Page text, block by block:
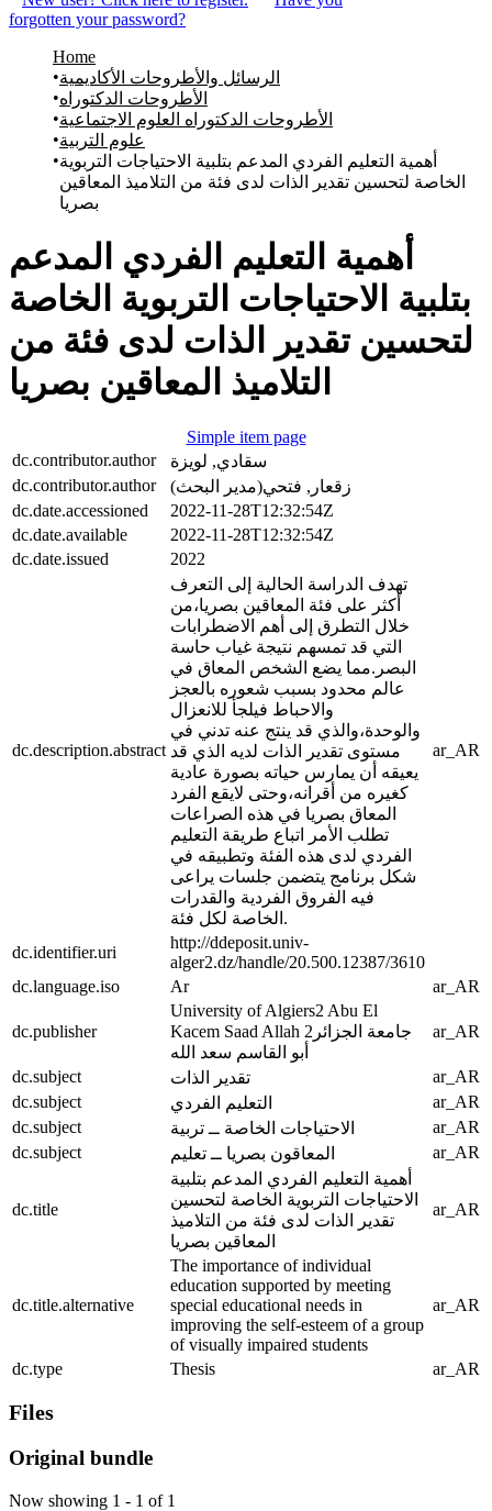
forgotten your password?
Home
الرسائل والأطروحات الأكاديمية
الأطروحات الدكتوراه
الأطروحات الدكتوراه العلوم الاجتماعية
علوم التربية
أهمية التعليم الفردي المدعم بتلبية الاحتياجات التربوية
الخاصة لتحسين تقدير الذات لدى فئة من التلاميذ المعاقين
بصريا
أهمية التعليم الفردي المدعم
بتلبية الاحتياجات التربوية الخاصة
لتحسين تقدير الذات لدى فئة من
التلاميذ المعاقين بصريا
Simple item page
dc.contributor.author
سقادي, لويزة
dc.contributor.author
زقعار, فتحي(مدير البحث)
dc.date.accessioned
2022-11-28T12:32:54Z
dc.date.available
2022-11-28T12:32:54Z
dc.date.issued
2022
dc.description.abstract
تهدف الدراسة الحالية إلى التعرف
أكثر على فئة المعاقين بصريا،من
خلال التطرق إلى أهم الاضطرابات
التي قد تمسهم نتيجة غياب حاسة
البصر.مما يضع الشخص المعاق في
عالم محدود بسبب شعوره بالعجز
والاحباط فيلجأ للانعزال
والوحدة،والذي قد ينتج عنه تدني في
مستوى تقدير الذات لديه الذي قد
يعيقه أن يمارس حياته بصورة عادية
كغيره من أقرانه،وحتى لايقع الفرد
المعاق بصريا في هذه الصراعات
تطلب الأمر اتباع طريقة التعليم
الفردي لدى هذه الفئة وتطبيقه في
شكل برنامج يتضمن جلسات يراعى
فيه الفروق الفردية والقدرات
الخاصة لكل فئة.
ar_AR
dc.identifier.uri
http://ddeposit.univ-
alger2.dz/handle/20.500.12387/3610
dc.language.iso
Ar ar_AR
dc.publisher
University of Algiers2 Abu El
Kacem Saad Allah جامعة الجزائر2
أبو القاسم سعد الله
ar_AR
dc.subject تقدير الذات
ar_AR
dc.subject
التعليم الفردي
ar_AR
dc.subject
الاحتياجات الخاصة ــ تربية
ar_AR
dc.subject
المعاقون بصريا ــ تعليم ar_AR
dc.title
أهمية التعليم الفردي المدعم بتلبية
الاحتياجات التربوية الخاصة لتحسين
تقدير الذات لدى فئة من التلاميذ
المعاقين بصريا
ar_AR
dc.title.alternative
The importance of individual
education supported by meeting
special educational needs in
improving the self-esteem of a group
of visually impaired students
ar_AR
dc.type Thesis ar_AR
Files
Original bundle
Now showing 1 - 1 of 1